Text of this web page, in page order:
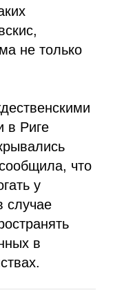
не только
в Риге
что
у
случае
в